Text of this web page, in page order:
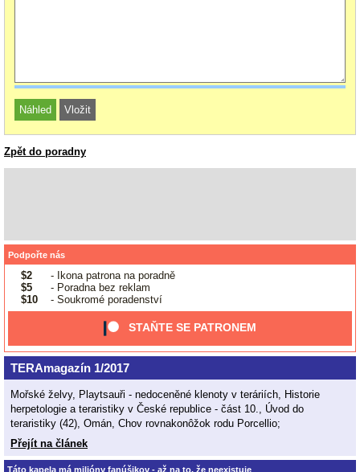
Zpět do poradny
Podpořte nás
$2
- Ikona patrona na poradně
$5
- Poradna bez reklam
$10
- Soukromé poradenství
STAŇTE SE PATRONEM
TERAmagazín 1/2017
Mořské želvy, Playtsauři - nedoceněné klenoty v teráriích, Historie
herpetologie a teraristiky v České republice - část 10., Úvod do
teraristiky (42), Omán, Chov rovnakonôžok rodu Porcellio;
Přejít na článek
Táto kapela má milióny fanúšikov - až na to, že neexistuje